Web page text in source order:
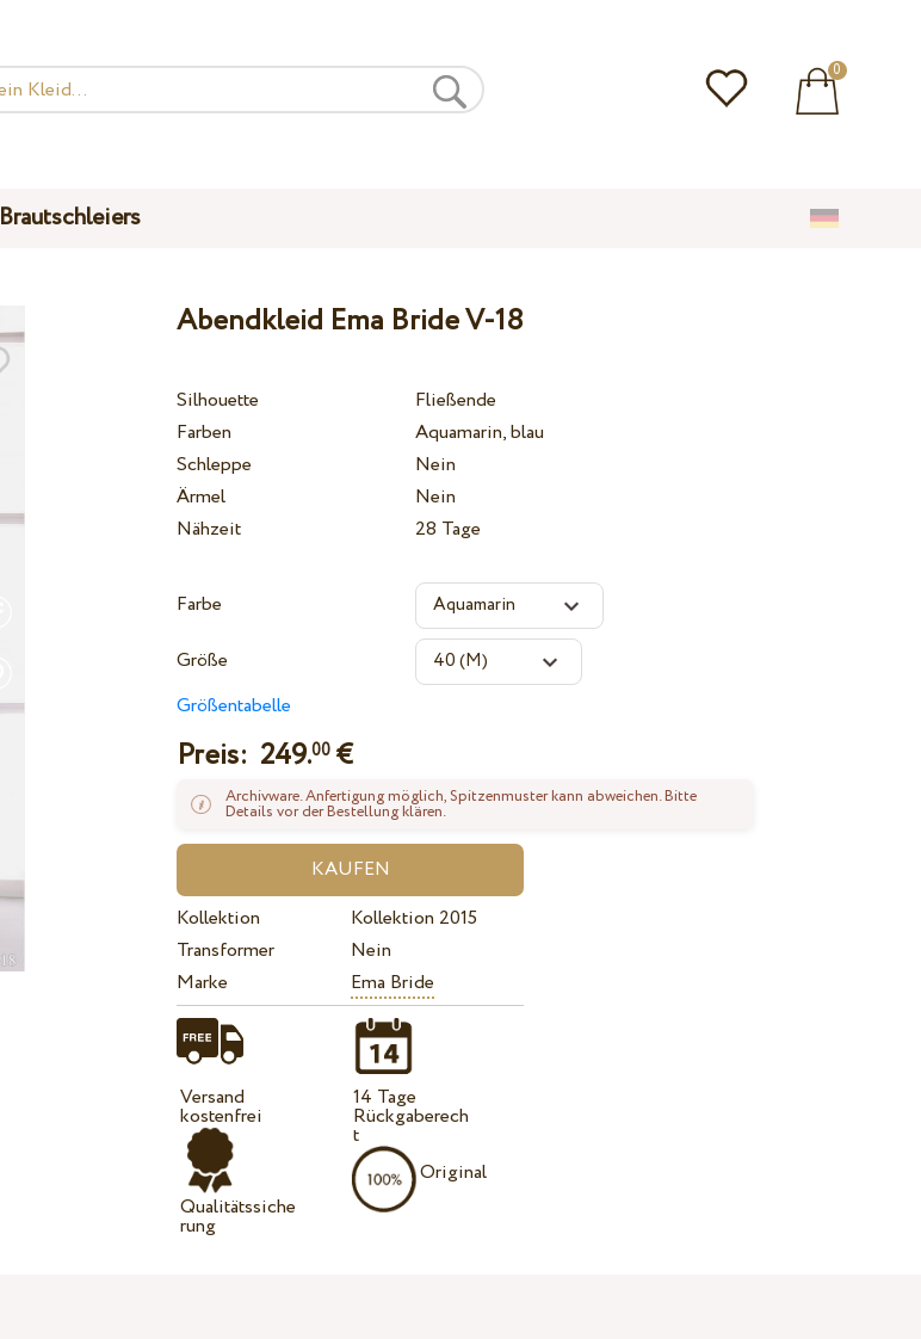
0
Brautschleiers
Abendkleid Ema Bride V-18
Silhouette
Fließende
Farben
Aquamarin, blau
Schleppe
Nein
Ärmel
Nein
Nähzeit
28 Tage
Farbe
Größe
Größentabelle
Preis: 249.00 €
Archivware. Anfertigung möglich, Spitzenmuster kann abweichen. Bitte
Details vor der Bestellung klären.
Kollektion
Kollektion 2015
Transformer
Nein
Marke
Ema Bride
Versand
kostenfrei
Qualitätssiche
rung
14 Tage
Rückgaberech
t
Original